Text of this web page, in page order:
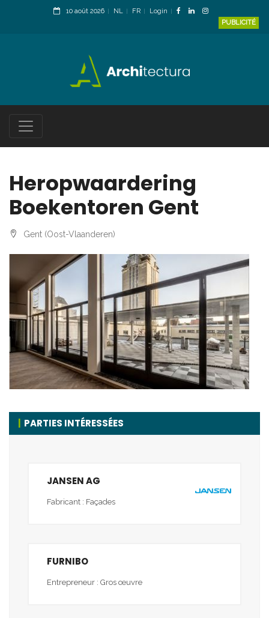
10 août 2026 NL FR
Login
PUBLICITÉ
Heropwaardering
Boekentoren Gent
Gent (Oost-Vlaanderen)
PARTIES INTÉRESSÉES
JANSEN AG
Fabricant : Façades
FURNIBO
Entrepreneur : Gros œuvre